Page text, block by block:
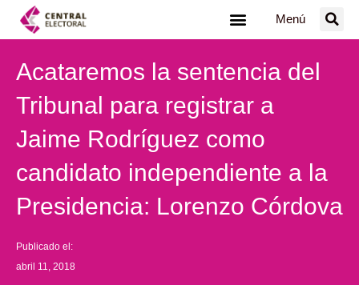
Menú
Acataremos la sentencia del
Tribunal para registrar a
Jaime Rodríguez como
candidato independiente a la
Presidencia: Lorenzo Córdova
Publicado el:
abril 11, 2018